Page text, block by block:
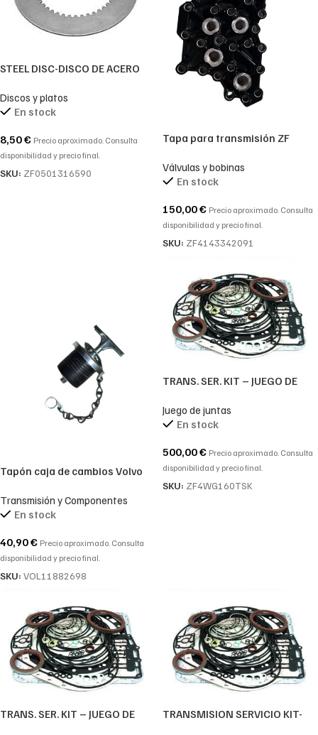
STEEL DISC-DISCO DE ACERO
0501 316 590
Discos y platos
En stock
8,50€ Precio aproximado. Consulta
disponibilidad y precio final.
SKU: ZF0501316590
Tapa para transmisión ZF
Válvulas y bobinas
En stock
150,00€ Precio aproximado. Consulta
disponibilidad y precio final.
SKU: ZF4143342091
Tapón caja de cambios Volvo
Transmisión y Componentes
En stock
40,90€ Precio aproximado. Consulta
disponibilidad y precio final.
SKU: VOL11882698
TRANS. SER. KIT – JUEGO DE
Juego de juntas
En stock
500,00€ Precio aproximado. Consulta
disponibilidad y precio final.
SKU: ZF4WG160TSK
TRANS. SER. KIT – JUEGO DE
TRANSMISION SERVICIO KIT-